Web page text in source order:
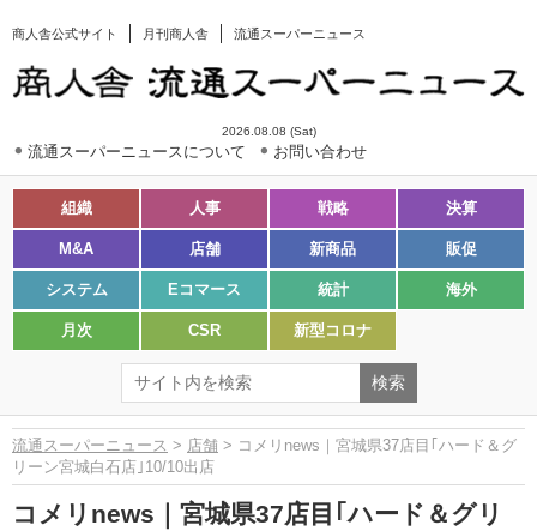
商人舎公式サイト 月刊商人舎 流通スーパーニュース
2026.08.08 (Sat)
流通スーパーニュースについて お問い合わせ
組織 人事 戦略 決算
M&A 店舗 新商品 販促
システム Eコマース 統計 海外
月次 CSR 新型コロナ
流通スーパーニュース > 店舗 > コメリnews｜宮城県37店目｢ハード＆グ
リーン宮城白石店｣10/10出店
コメリnews｜宮城県37店目｢ハード＆グリ